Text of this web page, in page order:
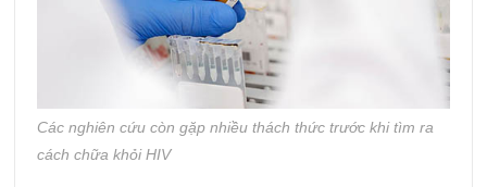
Các nghiên cứu còn gặp nhiều thách thức trước khi tìm ra
cách chữa khỏi HIV